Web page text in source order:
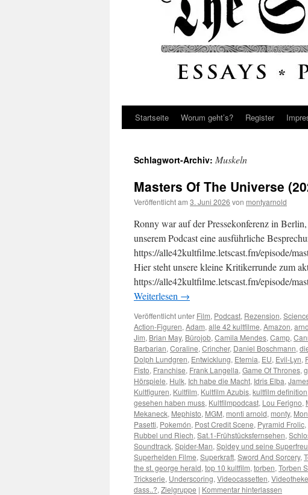
Startseite Worum geht’s? Register
Schlagwort-Archiv: Muskeln
Masters Of The Universe
Veröffentlicht am 3. Juni 2026 von montyarnold
Ronny war auf der Pressekonferenz in
unserem Podcast eine ausführliche
https://alle42kultfilme.letscast.fm/episode/
Hier steht unsere kleine Kritikerrunde zum
https://alle42kultfilme.letscast.fm/episode/
Weiterlesen →
Veröffentlicht unter Film, Podcast, Rezension,
Action-Figuren, Adam, alle 42 kultfilme, Amazon,
Jim, Brian May, Bürojob, Camila Mendes, Camp,
Barbarian, Coraline, Crincher, Daniel Boschmann,
Dolph Lundgren, Entwicklung, Eternia, EU, Evil-Lyn,
Fisto, Franchise, Frank Langella, Game Of Thrones,
Hörspiele, Hulk, Ich habe die Macht, Idris Elba,
Kultfiguren, Kultfilm, Kultfilm Azubis, kultfilm definition
gesehen haben muss, Kultfilmpodcast, Lou Ferigno,
Mekaneck, Mephisto, MGM, monti arnold, monty,
Pasetti, Pokemón, Post Credit Scene, Pyramid Frolic,
Rubbel und Riech, Sat.1-Frühstücksfernsehen,
Soundtrack, Spider-Man, Spidey und seine
Superhelden Filme, Superkraft, Sword And Sorcery,
the st. george herald, top 10 kultfilm, torben, Torben
Trickserie, Underscoring, Videocassetten,
dass..?, Zielgruppe | Kommentar hinterlassen